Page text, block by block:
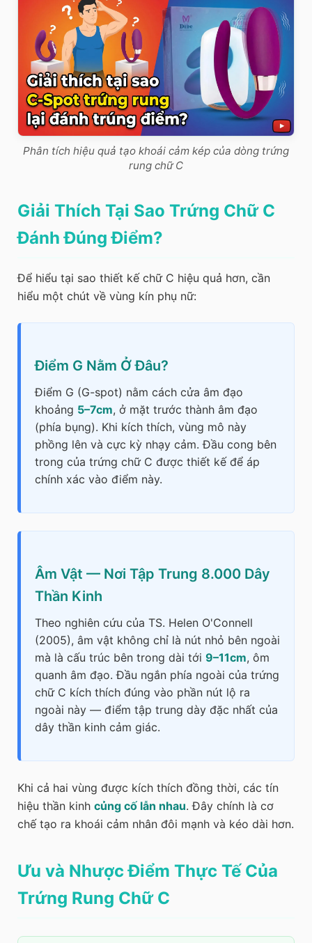
Phân tích hiệu quả tạo khoái cảm kép của dòng trứng
rung chữ C
Giải Thích Tại Sao Trứng Chữ C
Đánh Đúng Điểm?
Để hiểu tại sao thiết kế chữ C hiệu quả hơn, cần
hiểu một chút về vùng kín phụ nữ:
Điểm G Nằm Ở Đâu?
Điểm G (G-spot) nằm cách cửa âm đạo
khoảng 5–7cm, ở mặt trước thành âm đạo
(phía bụng). Khi kích thích, vùng mô này
phồng lên và cực kỳ nhạy cảm. Đầu cong bên
trong của trứng chữ C được thiết kế để áp
chính xác vào điểm này.
Âm Vật — Nơi Tập Trung 8.000 Dây
Thần Kinh
Theo nghiên cứu của TS. Helen O'Connell
(2005), âm vật không chỉ là nút nhỏ bên ngoài
mà là cấu trúc bên trong dài tới 9–11cm, ôm
quanh âm đạo. Đầu ngắn phía ngoài của trứng
chữ C kích thích đúng vào phần nút lộ ra
ngoài này — điểm tập trung dày đặc nhất của
dây thần kinh cảm giác.
Khi cả hai vùng được kích thích đồng thời, các tín
hiệu thần kinh củng cố lẫn nhau. Đây chính là cơ
chế tạo ra khoái cảm nhân đôi mạnh và kéo dài hơn.
Ưu và Nhược Điểm Thực Tế Của
Trứng Rung Chữ C